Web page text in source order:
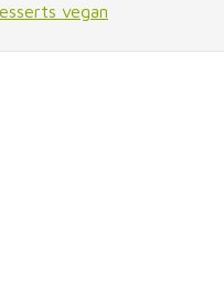
vegan